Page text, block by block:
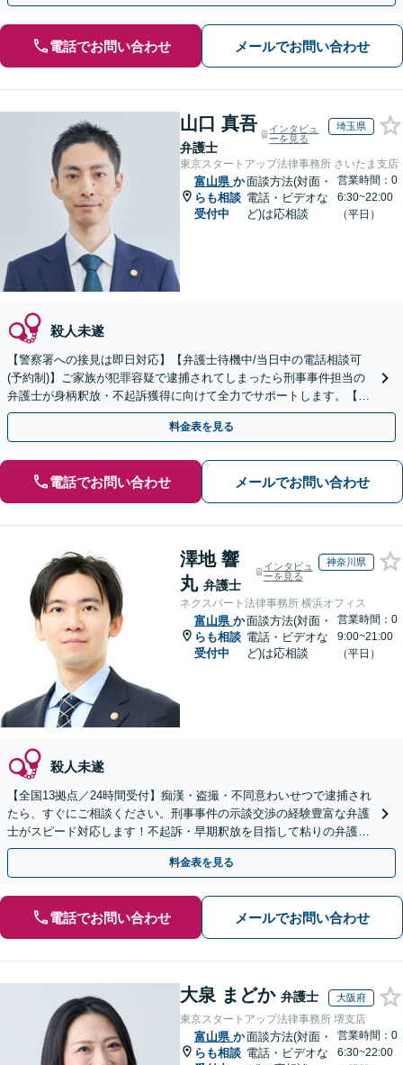
電話でお問い合わせ メールでお問い合わせ
山口 真吾
弁護士
インタビュ
ーを見る
埼玉県
東京スタートアップ法律事務所 さいたま支店
富山県 か
らも相談
受付中
面談方法(対面・
電話・ビデオな
ど)は応相談
営業時間：0
6:30~22:00
（平日）
殺人未遂
【警察署への接見は即日対応】【弁護士待機中/当日中の電話相談可
(予約制)】ご家族が犯罪容疑で逮捕されてしまったら刑事事件担当の
弁護士が身柄釈放・不起訴獲得に向けて全力でサポートします。【毎
月100名以上の相談実績】【全国対応】
料金表を見る
電話でお問い合わせ メールでお問い合わせ
澤地 響
丸 弁護士
インタビュ
ーを見る
神奈川県
ネクスパート法律事務所 横浜オフィス
富山県 か
らも相談
受付中
面談方法(対面・
電話・ビデオな
ど)は応相談
営業時間：0
9:00~21:00
（平日）
殺人未遂
【全国13拠点／24時間受付】痴漢・盗撮・不同意わいせつで逮捕され
たら、すぐにご相談ください。刑事事件の示談交渉の経験豊富な弁護
士がスピード対応します！不起訴・早期釈放を目指して粘りの弁護活
動を行います。
料金表を見る
電話でお問い合わせ メールでお問い合わせ
大泉 まどか 弁護士 大阪府
東京スタートアップ法律事務所 堺支店
富山県 か
らも相談
面談方法(対面・
電話・ビデオな
営業時間：0
6:30~22:00